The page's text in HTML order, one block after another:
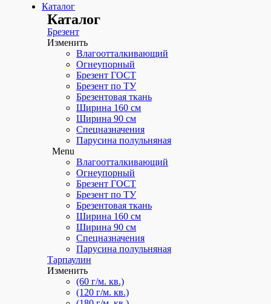
Каталог
Каталог
Брезент
Изменить
Влагоотталкивающий
Огнеупорный
Брезент ГОСТ
Брезент по ТУ
Брезентовая ткань
Ширина 160 см
Ширина 90 см
Спецназначения
Парусина полульняная
Menu
Влагоотталкивающий
Огнеупорный
Брезент ГОСТ
Брезент по ТУ
Брезентовая ткань
Ширина 160 см
Ширина 90 см
Спецназначения
Парусина полульняная
Тарпаулин
Изменить
(60 г/м. кв.)
(120 г/м. кв.)